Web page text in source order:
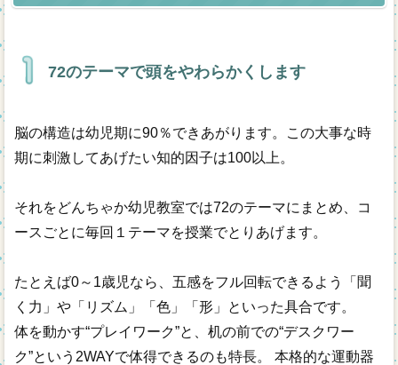
72のテーマで頭をやわらかくします
脳の構造は幼児期に90％できあがります。この大事な時
期に刺激してあげたい知的因子は100以上。
それをどんちゃか幼児教室では72のテーマにまとめ、コ
ースごとに毎回１テーマを授業でとりあげます。
たとえば0～1歳児なら、五感をフル回転できるよう「聞
く力」や「リズム」「色」「形」といった具合です。
体を動かす“プレイワーク”と、机の前での“デスクワー
ク”という2WAYで体得できるのも特長。 本格的な運動器